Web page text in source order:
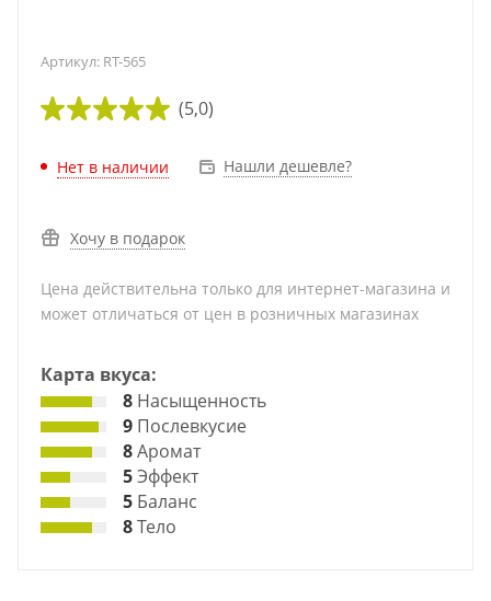
Артикул: RT-565
(5,0)
Нет в наличии Нашли дешевле?
Хочу в подарок
Цена действительна только для интернет-магазина и
может отличаться от цен в розничных магазинах
Карта вкуса:
8 Насыщенность
9 Послевкусие
8Аромат
5Эффект
5 Баланс
8Тело